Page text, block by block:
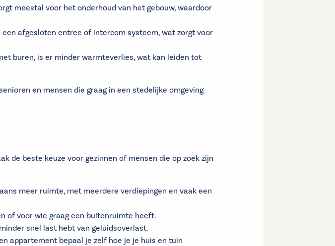
meestal voor het onderhoud van het gebouw, waardoor
afgesloten entree of intercom systeem, wat zorgt voor
buren, is er minder warmteverlies, wat kan leiden tot
en mensen die graag in een stedelijke omgeving
de beste keuze voor gezinnen of mensen die op zoek zijn
meer ruimte, met meerdere verdiepingen en vaak een
of voor wie graag een buitenruimte heeft.
snel last hebt van geluidsoverlast.
appartement bepaal je zelf hoe je je huis en tuin